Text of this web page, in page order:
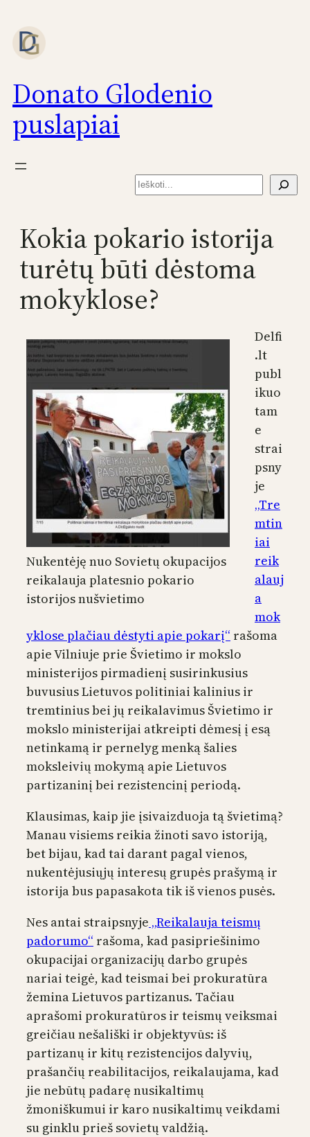
prie
turinio
Donato Glodenio
puslapiai
Paieška
Kokia pokario istorija
turėtų būti dėstoma
mokyklose?
Nukentėję nuo Sovietų okupacijos
reikalauja platesnio pokario
istorijos nušvietimo
Delfi
.lt
publ
ikuo
tam
e
strai
psny
je
„Tre
mtin
iai
reik
alauj
a
mok
yklose plačiau dėstyti apie pokarį“ rašoma
apie Vilniuje prie Švietimo ir mokslo
ministerijos pirmadienį susirinkusius
buvusius Lietuvos politiniai kalinius ir
tremtinius bei jų reikalavimus Švietimo ir
mokslo ministerijai atkreipti dėmesį į esą
netinkamą ir pernelyg menką šalies
moksleivių mokymą apie Lietuvos
partizaninį bei rezistencinį periodą.
Klausimas, kaip jie įsivaizduoja tą švietimą?
Manau visiems reikia žinoti savo istoriją,
bet bijau, kad tai darant pagal vienos,
nukentėjusiųjų interesų grupės prašymą ir
istorija bus papasakota tik iš vienos pusės.
Nes antai straipsnyje „Reikalauja teismų
padorumo“ rašoma, kad pasipriešinimo
okupacijai organizacijų darbo grupės
nariai teigė, kad teismai bei prokuratūra
žemina Lietuvos partizanus. Tačiau
aprašomi prokuratūros ir teismų veiksmai
greičiau nešališki ir objektyvūs: iš
partizanų ir kitų rezistencijos dalyvių,
prašančių reabilitacijos, reikalaujama, kad
jie nebūtų padarę nusikaltimų
žmoniškumui ir karo nusikaltimų veikdami
su ginklu prieš sovietų valdžią.